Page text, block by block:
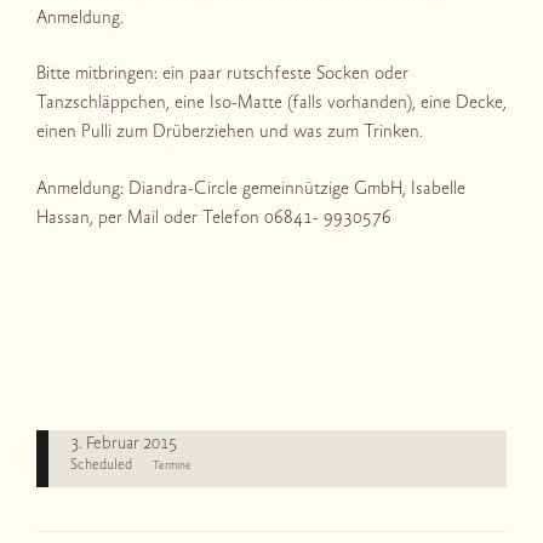
Anmeldung.
Bitte mitbringen: ein paar rutschfeste Socken oder
Tanzschläppchen, eine Iso-Matte (falls vorhanden), eine Decke,
einen Pulli zum Drüberziehen und was zum Trinken.
Anmeldung: Diandra-Circle gemeinnützige GmbH, Isabelle
Hassan, per Mail oder Telefon 06841- 9930576
3. Februar 2015
Scheduled Termine